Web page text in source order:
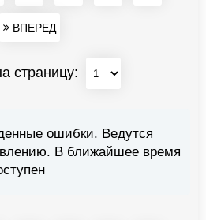
ВПЕРЕД
страницу:
ошибки. Ведутся
В ближайшее время